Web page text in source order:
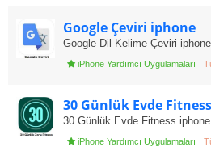
Google Çeviri iphone
Google Dil Kelime Çeviri
iPhone Yardımcı Uygulamaları
30 Günlük Evde
30 Günlük Evde Fitness
iPhone Yardımcı Uygulamaları